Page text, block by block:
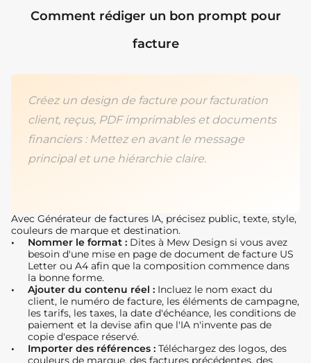
Comment rédiger un bon prompt pour
facture
Créez un design de facture pour facturation
client, reçus, PDF imprimables et documents
financiers : Mettez en avant le message
principal et une hiérarchie claire.
Avec Générateur de factures IA, précisez public, texte, style,
couleurs de marque et destination.
Nommer le format : Dites à Mew Design si vous avez
besoin d'une mise en page de document de facture US
Letter ou A4 afin que la composition commence dans
la bonne forme.
Ajouter du contenu réel : Incluez le nom exact du
client, le numéro de facture, les éléments de campagne,
les tarifs, les taxes, la date d'échéance, les conditions de
paiement et la devise afin que l'IA n'invente pas de
copie d'espace réservé.
Importer des références : Téléchargez des logos, des
couleurs de marque, des factures précédentes, des